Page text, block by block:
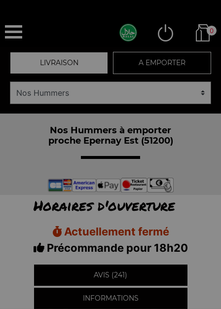
0
LIVRAISON A EMPORTER
Nos Hummers à emporter
proche Epernay Est (51200)
Horaires d'ouverture
Actuellement fermé
Précommande pour 18h20
AVIS (241)
INFORMATIONS